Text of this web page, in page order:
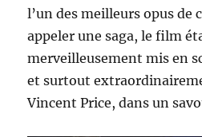
l’un des meilleurs opus de
appeler une saga, le film
merveilleusement mis en
et surtout
Vincent Price, dans un